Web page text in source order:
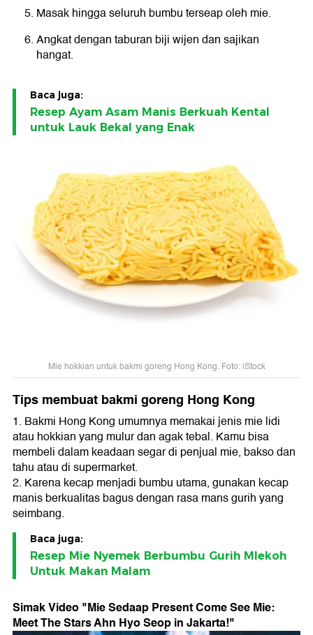
Masak hingga seluruh bumbu terseap oleh mie.
Angkat dengan taburan biji wijen dan sajikan
hangat.
Baca juga:
Resep Ayam Asam Manis Berkuah Kental
untuk Lauk Bekal yang Enak
Mie hokkian untuk bakmi goreng Hong Kong. Foto: iStock
Tips membuat bakmi goreng Hong Kong
1. Bakmi Hong Kong umumnya memakai jenis mie lidi
atau hokkian yang mulur dan agak tebal. Kamu bisa
membeli dalam keadaan segar di penjual mie, bakso dan
tahu atau di supermarket.
2. Karena kecap menjadi bumbu utama, gunakan kecap
manis berkualitas bagus dengan rasa mans gurih yang
seimbang.
Baca juga:
Resep Mie Nyemek Berbumbu Gurih Mlekoh
Untuk Makan Malam
Simak Video "Mie Sedaap Present Come See Mie:
Meet The Stars Ahn Hyo Seop in Jakarta!"